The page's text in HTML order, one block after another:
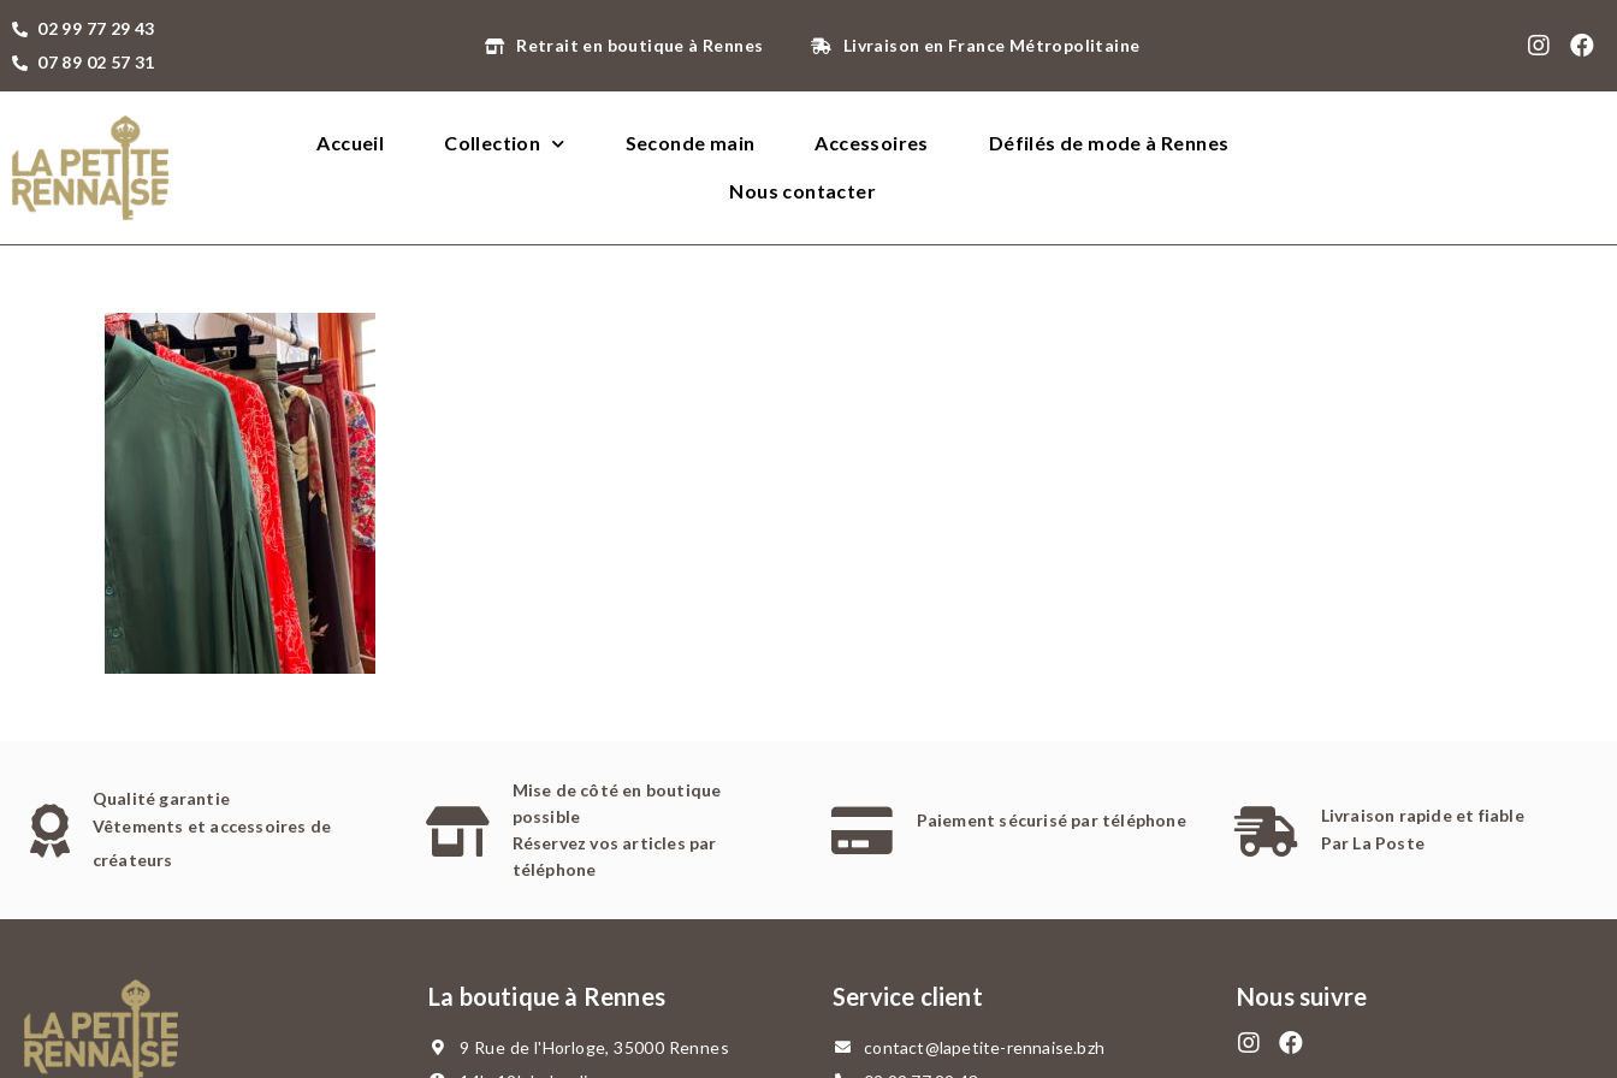
02 99 77 29 43
07 89 02 57 31
Retrait en boutique à Rennes Livraison en France Métropolitaine
Accueil Collection Seconde main Accessoires Défilés de mode à Rennes
Nous contacter
Qualité garantie
Vêtements et accessoires de
créateurs
Mise de côté en boutique
possible
Réservez vos articles par
téléphone
Paiement sécurisé par téléphone
Livraison rapide et fiable
Par La Poste
La boutique à Rennes
9 Rue de l'Horloge, 35000 Rennes
Service client
contact@lapetite-rennaise.bzh
Nous suivre